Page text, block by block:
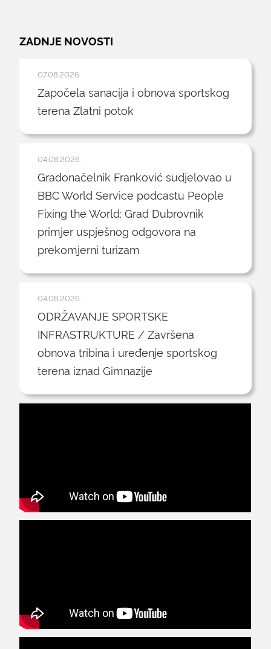
ZADNJE NOVOSTI
07.08.2026.
Započela sanacija i obnova sportskog
terena Zlatni potok
04.08.2026.
Gradonačelnik Franković sudjelovao u
BBC World Service podcastu People
Fixing the World: Grad Dubrovnik
primjer uspješnog odgovora na
prekomjerni turizam
04.08.2026.
ODRŽAVANJE SPORTSKE
INFRASTRUKTURE / Završena
obnova tribina i uređenje sportskog
terena iznad Gimnazije